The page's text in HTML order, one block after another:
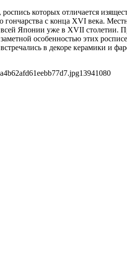
которых отличается
с конца XVI века.
Японии уже в XVII столетии.
особенностью этих
в декоре керамики и
13941080